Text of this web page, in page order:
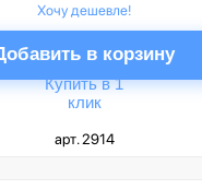
Хочу дешевле!
в корзину
Купить в 1
клик
арт. 2914